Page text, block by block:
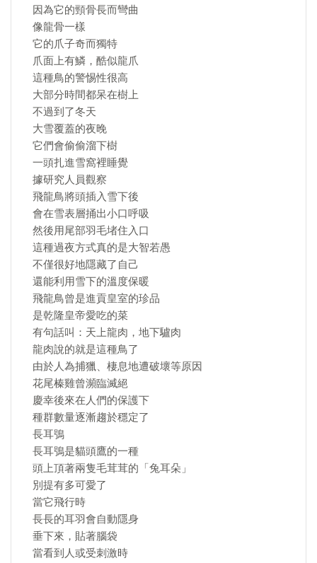
因為它的頸骨長而彎曲
像龍骨一樣
它的爪子奇而獨特
爪面上有鱗，酷似龍爪
這種鳥的警惕性很高
大部分時間都呆在樹上
不過到了冬天
大雪覆蓋的夜晚
它們會偷偷溜下樹
一頭扎進雪窩裡睡覺
據研究人員觀察
飛龍鳥將頭插入雪下後
會在雪表層捅出小口呼吸
然後用尾部羽毛堵住入口
這種過夜方式真的是大智若愚
不僅很好地隱藏了自己
還能利用雪下的溫度保暖
飛龍鳥曾是進貢皇室的珍品
是乾隆皇帝愛吃的菜
有句話叫：天上龍肉，地下驢肉
龍肉說的就是這種鳥了
由於人為捕獵、棲息地遭破壞等原因
花尾榛雞曾瀕臨滅絕
慶幸後來在人們的保護下
種群數量逐漸趨於穩定了
長耳鴞
長耳鴞是貓頭鷹的一種
頭上頂著兩隻毛茸茸的「兔耳朵」
別提有多可愛了
當它飛行時
長長的耳羽會自動隱身
垂下來，貼著腦袋
當看到人或受刺激時